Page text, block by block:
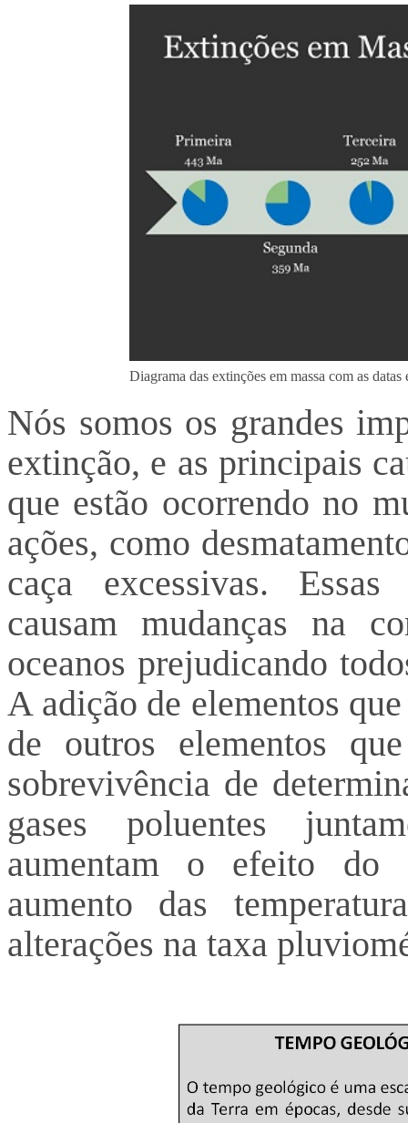
Diagrama das extinções em massa com as
Nós somos os grandes
extinção, e as principais
que estão ocorrendo no
ações, como
caça excessivas.
causam mudanças na
oceanos prejudicando
A adição de elementos
de outros elementos
sobrevivência de
gases poluentes
aumentam o efeito do
aumento das
alterações na taxa